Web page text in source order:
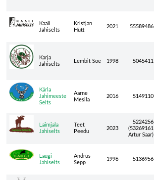
Kaali
Jahiselts
Kristjan
Hütt
2021 55589486
Karja
Jahiselts
Lembit Soe 1998 5045411
Kärla
Jahimeeste
Selts
Aarne
Mesila
2016 5149110
Laimjala
Jahiselts
Teet
Peedu
2023
5224256
(53269161
Artur Saar)
Laugi
Jahiselts
Andrus
Sepp
1996 5136956